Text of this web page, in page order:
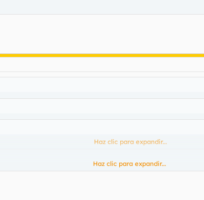
Haz clic para expandir...
Haz clic para expandir...
Haz clic para expandir...